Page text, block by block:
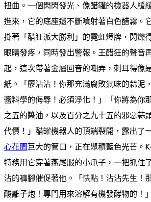
扭曲。一個閃閃發光、像醋罐的機器人緩
進來，它的底座還不斷噴射著白色醋霧。
掛著「醋狂派大勝利」的霓虹燈牌，閃爍
眼睛發疼，同時發出警報。王醋狂的聲音
起，這次帶著金屬回音的嘲弄，刺耳得像
紙。「廖沾沾！你那充滿腐敗氣味的蒜泥
醬料學的侮辱！必須淨化！」「你將為你
之五的醬油，以及百分之九十五的邪惡蒜
代價！」醋罐機器人的頂端裂開，露出了
心花園巨大的管口，正在聚積藍色光芒。
特務用它穿著燕尾服的小爪子，一把抓住
沾的褲腳催促著他。「快點！沾沾先生！
酸離子炮！專門用來溶解有機發酵物的！